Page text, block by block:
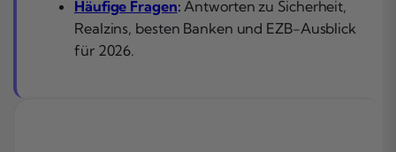
Häufige Fragen: Antworten zu Sicherheit,
Realzins, besten Banken und EZB-Ausblick
für 2026.